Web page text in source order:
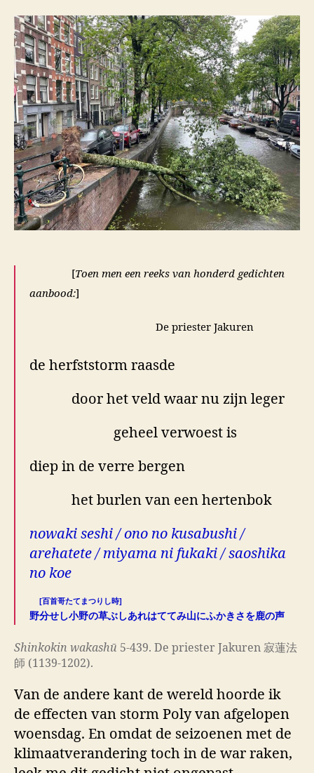
[Toen men een reeks van honderd gedichten
aanbood:]
De priester Jakuren
de herfststorm raasde
door het veld waar nu zijn leger
geheel verwoest is
diep in de verre bergen
het burlen van een hertenbok
nowaki seshi / ono no kusabushi /
arehatete / miyama ni fukaki / saoshika
no koe
[百首哥たてまつりし時]
野分せし小野の草ぶしあれはててみ山にふかきさを鹿の声
Shinkokin wakashū 5-439. De priester Jakuren 寂蓮法
師 (1139-1202).
Van de andere kant de wereld hoorde ik
de effecten van storm Poly van afgelopen
woensdag. En omdat de seizoenen met de
klimaatverandering toch in de war raken,